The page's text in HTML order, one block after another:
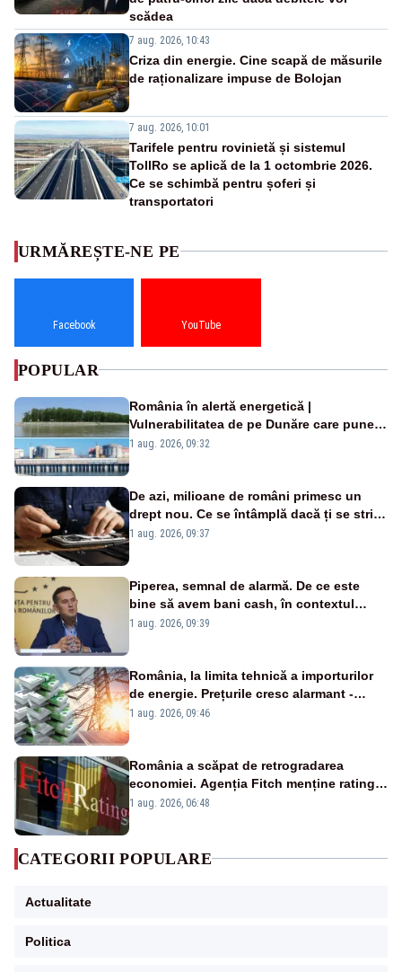
scădea
7 aug. 2026, 10:43
Criza din energie. Cine scapă de măsurile
de raționalizare impuse de Bolojan
7 aug. 2026, 10:01
Tarifele pentru rovinietă și sistemul
TollRo se aplică de la 1 octombrie 2026.
Ce se schimbă pentru șoferi și
transportatori
URMĂREȘTE-NE PE
Facebook YouTube
POPULAR
România în alertă energetică |
Vulnerabilitatea de pe Dunăre care pune
în pericol Centrala Cernavodă era
1 aug. 2026, 09:32
De azi, milioane de români primesc un
drept nou. Ce se întâmplă dacă ți se strică
un produs
1 aug. 2026, 09:37
Piperea, semnal de alarmă. De ce este
bine să avem bani cash, în contextul
alertei energetice?
1 aug. 2026, 09:39
România, la limita tehnică a importurilor
de energie. Prețurile cresc alarmant -
Analiză Realitatea Plus
1 aug. 2026, 09:46
România a scăpat de retrogradarea
economiei. Agenția Fitch menține ratingul
„BBB-” cu perspectivă negativă
1 aug. 2026, 06:48
CATEGORII POPULARE
Actualitate
Politica